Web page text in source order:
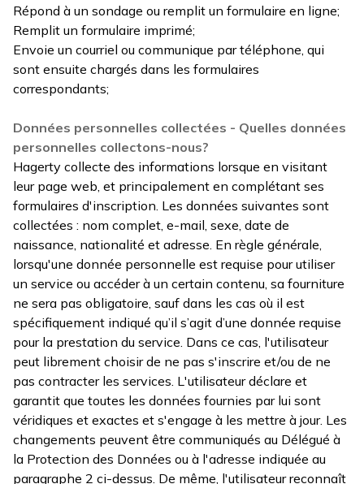
Répond à un sondage ou remplit un formulaire en ligne;
Remplit un formulaire imprimé;
Envoie un courriel ou communique par téléphone, qui
sont ensuite chargés dans les formulaires
correspondants;
Données personnelles collectées - Quelles données
personnelles collectons-nous?
Hagerty collecte des informations lorsque en visitant
leur page web, et principalement en complétant ses
formulaires d'inscription. Les données suivantes sont
collectées : nom complet, e-mail, sexe, date de
naissance, nationalité et adresse. En règle générale,
lorsqu'une donnée personnelle est requise pour utiliser
un service ou accéder à un certain contenu, sa fourniture
ne sera pas obligatoire, sauf dans les cas où il est
spécifiquement indiqué qu’il s’agit d’une donnée requise
pour la prestation du service. Dans ce cas, l'utilisateur
peut librement choisir de ne pas s'inscrire et/ou de ne
pas contracter les services. L'utilisateur déclare et
garantit que toutes les données fournies par lui sont
véridiques et exactes et s'engage à les mettre à jour. Les
changements peuvent être communiqués au Délégué à
la Protection des Données ou à l'adresse indiquée au
paragraphe 2 ci-dessus. De même, l'utilisateur reconnaît